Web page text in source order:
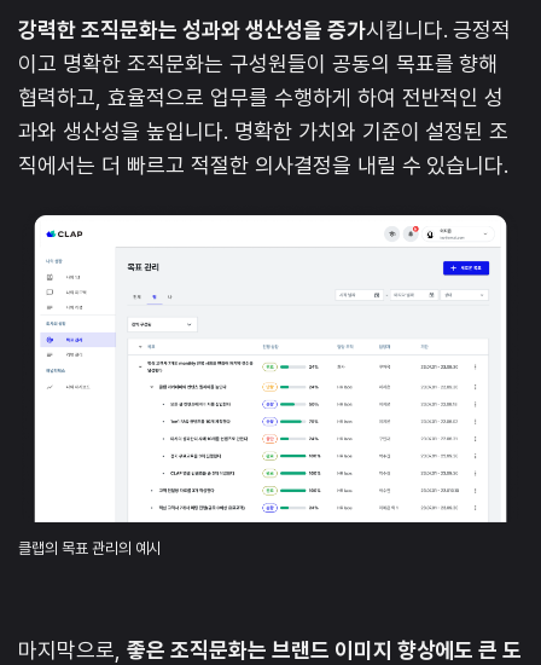
강력한 조직문화는 성과와 생산성을 증가시킵니다. 긍정적
이고 명확한 조직문화는 구성원들이 공동의 목표를 향해
협력하고, 효율적으로 업무를 수행하게 하여 전반적인 성
과와 생산성을 높입니다. 명확한 가치와 기준이 설정된 조
직에서는 더 빠르고 적절한 의사결정을 내릴 수 있습니다.
클랩의 목표 관리의 예시
마지막으로, 좋은 조직문화는 브랜드 이미지 향상에도 큰 도